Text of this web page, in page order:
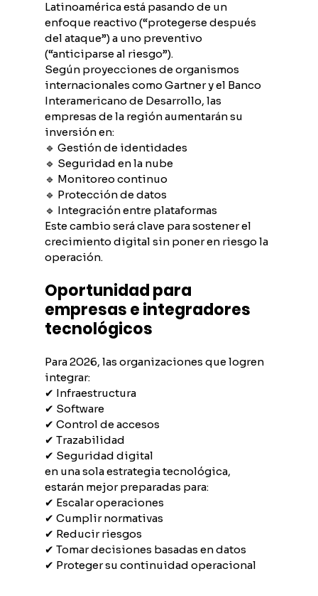
Latinoamérica está pasando de un
enfoque reactivo (“protegerse después
del ataque”) a uno preventivo
(“anticiparse al riesgo”).
Según proyecciones de organismos
internacionales como Gartner y el Banco
Interamericano de Desarrollo, las
empresas de la región aumentarán su
inversión en:
🔹 Gestión de identidades
🔹 Seguridad en la nube
🔹 Monitoreo continuo
🔹 Protección de datos
🔹 Integración entre plataformas
Este cambio será clave para sostener el
crecimiento digital sin poner en riesgo la
operación.
Oportunidad para
empresas e integradores
tecnológicos
Para 2026, las organizaciones que logren
integrar:
✔ Infraestructura
✔ Software
✔ Control de accesos
✔ Trazabilidad
✔ Seguridad digital
en una sola estrategia tecnológica,
estarán mejor preparadas para:
✔ Escalar operaciones
✔ Cumplir normativas
✔ Reducir riesgos
✔ Tomar decisiones basadas en datos
✔ Proteger su continuidad operacional